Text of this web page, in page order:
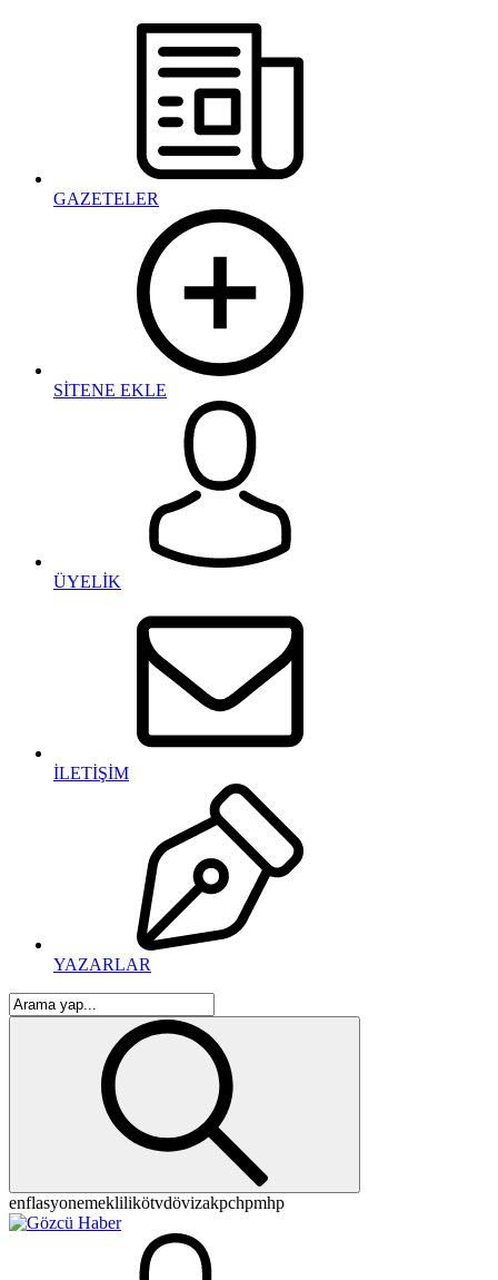
GAZETELER
SİTENE EKLE
ÜYELİK
İLETİŞİM
YAZARLAR
enflasyonemeklilikötvdövizakpchpmhp